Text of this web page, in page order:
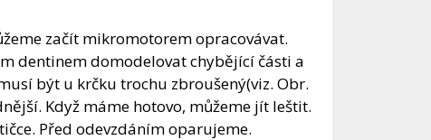
začít mikromotorem opracovávat.
dentinem domodelovat chybějící části a
být u krčku trochu zbroušený(viz. Obr.
Když máme hotovo, můžeme jít leštit.
Před odevzdáním oparujeme.